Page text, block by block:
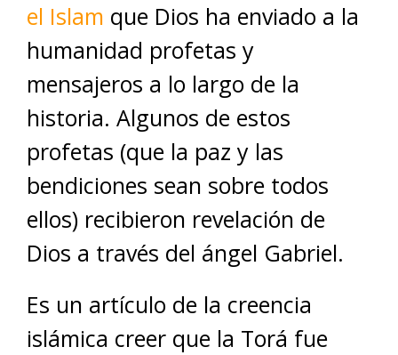
el Islam que Dios ha enviado a la
humanidad profetas y
mensajeros a lo largo de la
historia. Algunos de estos
profetas (que la paz y las
bendiciones sean sobre todos
ellos) recibieron revelación de
Dios a través del ángel Gabriel.
Es un artículo de la creencia
islámica creer que la Torá fue